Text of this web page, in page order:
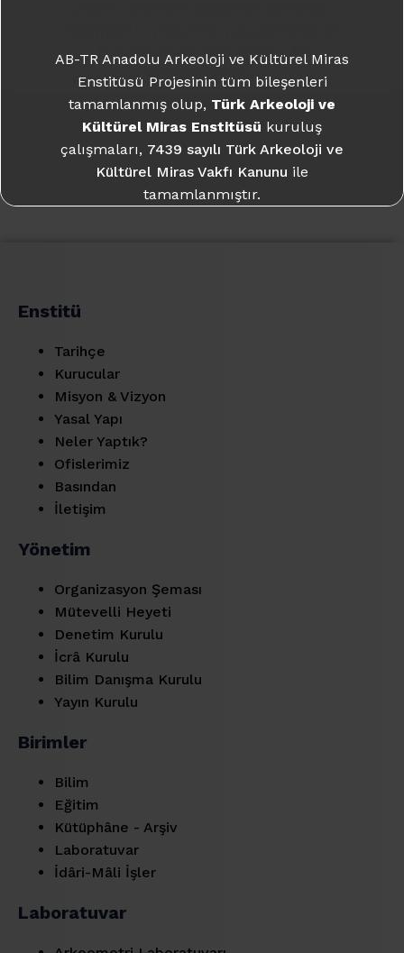
Med ve Ahemeniş sanatını da bu
bağlamda ele almaktadır.
İncele
Enstitü
Tarihçe
Kurucular
Misyon & Vizyon
Yasal Yapı
Neler Yaptık?
Ofislerimiz
Basından
İletişim
Yönetim
Organizasyon Şeması
Mütevelli Heyeti
Denetim Kurulu
İcrâ Kurulu
Bilim Danışma Kurulu
Yayın Kurulu
Birimler
Bilim
Eğitim
Kütüphâne - Arşiv
Laboratuvar
İdâri-Mâli İşler
Laboratuvar
tamamlanmıştır.
Daha fazla bilgi için:takme.org
AB-TR Anadolu Arkeoloji ve Kültürel Miras
Enstitüsü Projesinin tüm bileşenleri
tamamlanmış olup, Türk Arkeoloji ve
Kültürel Miras Enstitüsü kuruluş
çalışmaları, 7439 sayılı Türk Arkeoloji ve
Kültürel Miras Vakfı Kanunu ile
tamamlanmıştır.